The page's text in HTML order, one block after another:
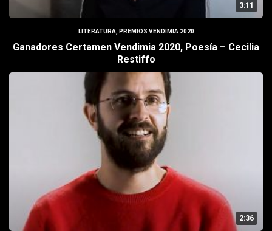
3:11
LITERATURA, PREMIOS VENDIMIA 2020
Ganadores Certamen Vendimia 2020, Poesía – Cecilia
Restiffo
2:36